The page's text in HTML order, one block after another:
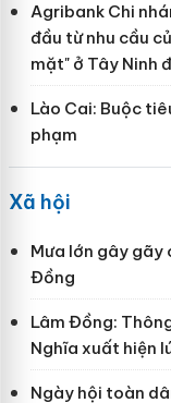
Agribank Chi
đầu từ nhu cầu
mặt" ở Tây Ninh
Lào Cai: Buộc
phạm
Xã hội
Mưa lớn gây gãy
Đồng
Lâm Đồng:
Nghĩa xuất hiện
Ngày hội toàn